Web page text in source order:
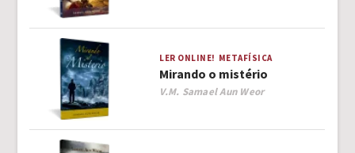
LER ONLINE! METAFÍSICA
Mirando o mistério
Author
V.M. Samael Aun Weor